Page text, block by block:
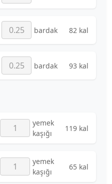
bardak 82 kal
bardak 93 kal
yemek
kaşığı
119 kal
yemek
kaşığı
65 kal